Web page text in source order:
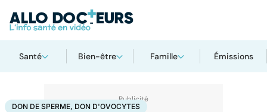
Santé Bien-être Famille Émissions
AccueilFamilleProcréationDon de sperme, don d'ovocytes
DON DE SPERME, DON D'OVOCYTES